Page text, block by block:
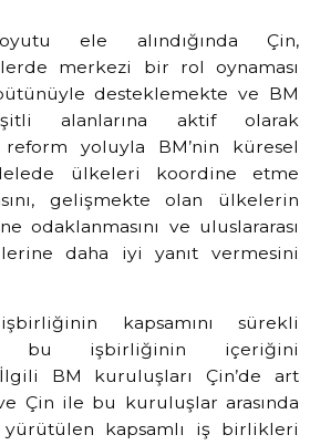
ele alındığında Çin,
merkezi bir rol oynaması
desteklemekte ve BM
alanlarına aktif olarak
reform yoluyla BM’nin küresel
ülkeleri koordine etme
gelişmekte olan ülkelerin
odaklanmasını ve uluslararası
daha iyi yanıt vermesini
kapsamını sürekli
bu işbirliğinin içeriğini
BM kuruluşları Çin’de art
Çin ile bu kuruluşlar arasında
yürütülen kapsamlı iş birlikleri